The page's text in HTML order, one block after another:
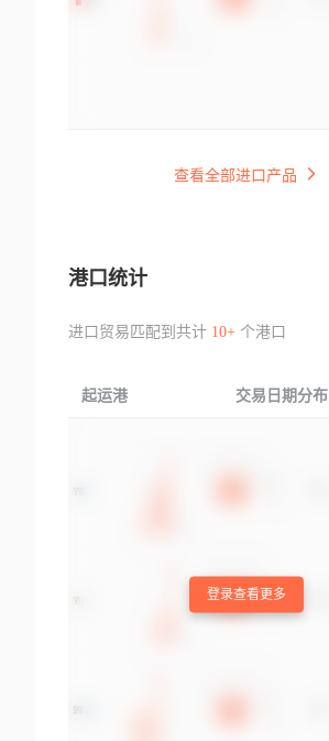
查看全部进口产品
港口统计
进口贸易匹配到共计 10+个港口
起运港 交易日期分布
登录查看更多